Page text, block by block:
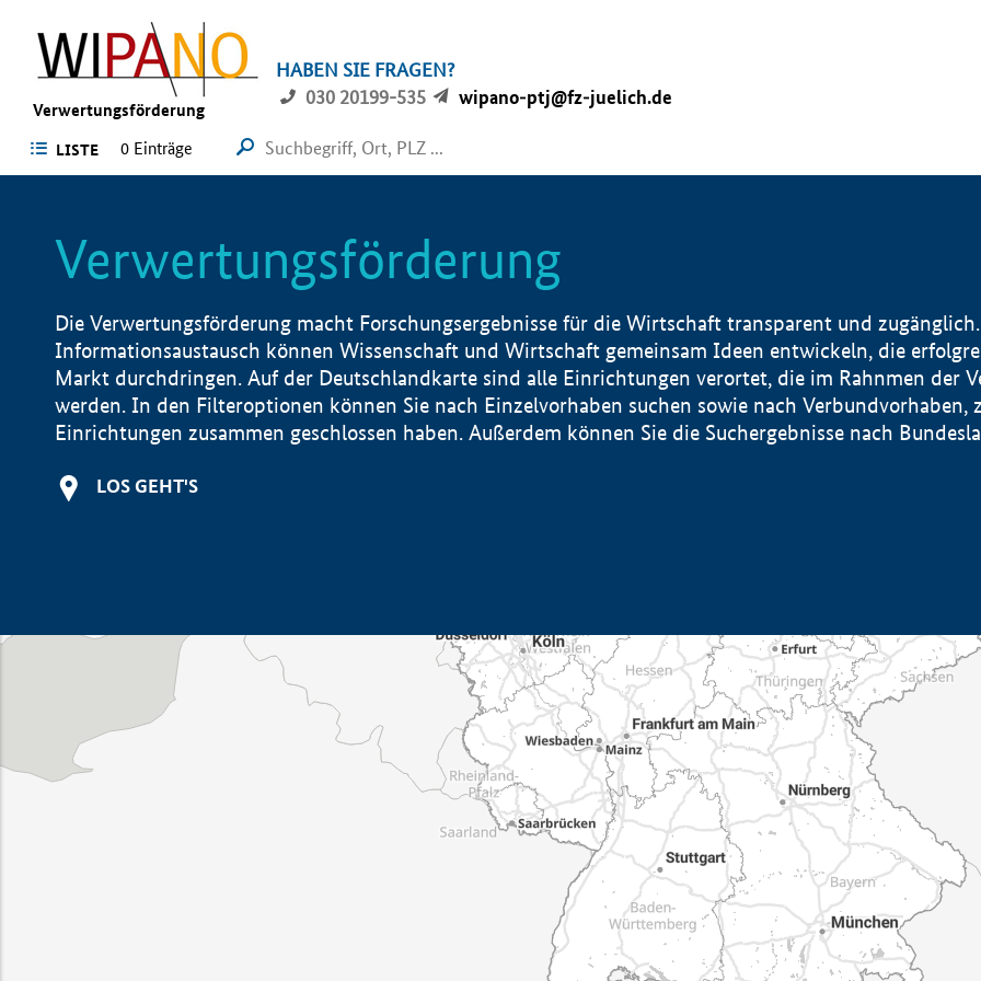
Verwertungsförderung
HABEN SIE FRAGEN?
030 20199-535
wipano-ptj@fz-juelich.de
LISTE 0 Einträge
Verwertungsförderung
Die Verwertungsförderung macht Forschungsergebnisse für die Wirtschaft transparent und
Informationsaustausch können Wissenschaft und Wirtschaft gemeinsam Ideen entwickeln, die
Markt durchdringen. Auf der Deutschlandkarte sind alle Einrichtungen verortet, die im Rahnmen der
werden. In den Filteroptionen können Sie nach Einzelvorhaben suchen sowie nach Verbundvorhaben,
Einrichtungen zusammen geschlossen haben. Außerdem können Sie die Suchergebnisse nach
LOS GEHT'S